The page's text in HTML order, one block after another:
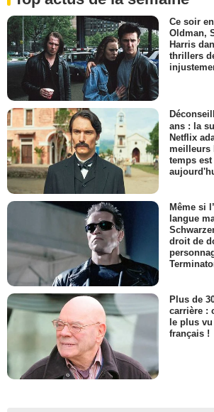
Ce soir
Oldman,
Harris
thrillers
ans : la
Netflix
meilleurs
temps
Même si
langue
droit de
Plus de
carrière :
le plus
français !